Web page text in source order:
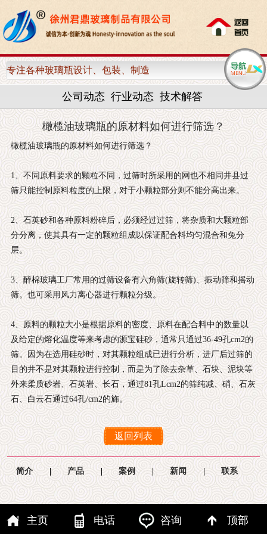
网站首页
新闻中心
产品中心
生产设备
荣誉资质
合作客户
联系我们
专注各种玻璃瓶设计、包装、制造
公司动态 行业动态 技术解答
橄榄油玻璃瓶的原材料如何进行筛选？
橄榄油玻璃瓶的原材料如何进行筛选？
1、不同原料要求的颗粒不同，过筛时所采用的网也不相同井县过
筛只能控制原料粒度的上限，对于小颗粒部分则不能分高出来。
2、石英砂和各种原料粉碎后，必须经过过筛，将杂质和大颗粒部
分分离，使其具有一定的颗粒组成以保证配合料均匀混合和兔分
层。
3、醉棉玻璃工厂常用的过筛设备有六角筛(旋转筛)、振动筛和摇动
筛。也可采用风力离心器进行颗粒分级。
4、原料的颗粒大小是根据原料的密度、原料在配合料中的数量以
及给定的熔化温度等来考虑的源宝硅砂，通常只通过36-49孔cm2的
筛。因为在选用硅砂时，对其颗粒组成已进行分析，进厂后过筛的
目的井不是对其颗粒进行控制，而是为了除去杂草、石块、泥块等
外来柔质砂岩、石英岩、长石，通过81孔Lcm2的筛纯减、硝、石灰
石、白云石通过64孔/cm2的旆。
返回列表
简介 | 产品 案例 | 新闻 联系
主页 电话 咨询 顶部